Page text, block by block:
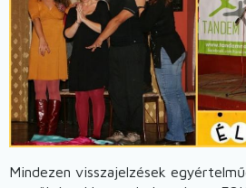
Mindezen visszajelzések